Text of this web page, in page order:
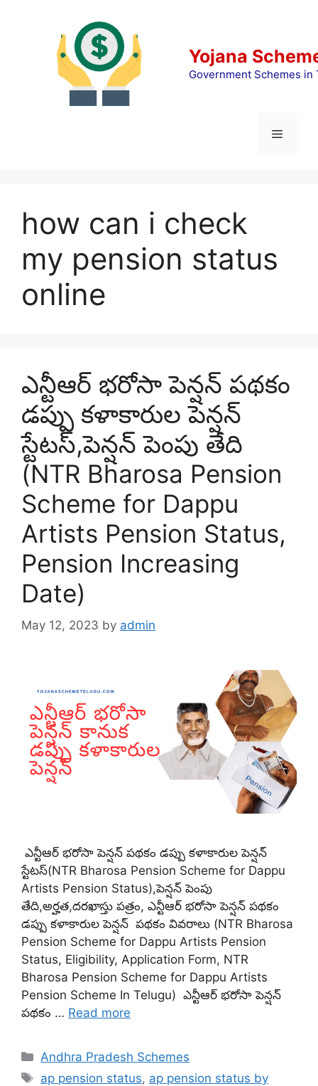
Yojana
Government Schemes in
Menu
how can i check
my pension status
online
ఎన్టీఆర్ భరోసా పెన్షన్ పథకం
డప్పు కళాకారుల పెన్షన్
స్టేటస్,పెన్షన్ పెంపు తేది
(NTR Bharosa Pension
Scheme for Dappu
Artists Pension Status,
Pension Increasing
Date)
May 12, 2023 by admin
ఎన్టీఆర్ భరోసా పెన్షన్ పథకం డప్పు కళాకారుల పెన్షన్
స్టేటస్(NTR Bharosa Pension Scheme for Dappu
Artists Pension Status),పెన్షన్ పెంపు
తేది,అర్హత,దరఖాస్తు పత్రం, ఎన్టీఆర్ భరోసా పెన్షన్ పథకం
డప్పు కళాకారుల పెన్షన్ పథకం వివరాలు (NTR Bharosa
Pension Scheme for Dappu Artists Pension
Status, Eligibility, Application Form, NTR
Bharosa Pension Scheme for Dappu Artists
Pension Scheme In Telugu) ఎన్టీఆర్ భరోసా పెన్షన్
పథకం … Read more
Categories
Andhra Pradesh Schemes
Tags
ap pension status, ap pension status by